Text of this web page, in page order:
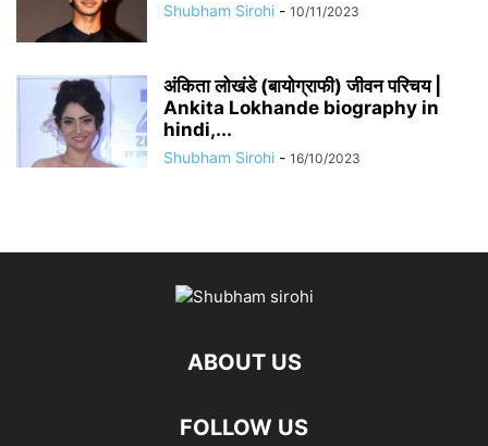
Shubham Sirohi - 10/11/2023
अंकिता लोखंडे (बायोग्राफी) जीवन परिचय |
Ankita Lokhande biography in
hindi,...
Shubham Sirohi - 16/10/2023
ABOUT US
FOLLOW US